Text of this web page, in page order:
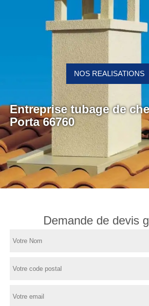
Entreprise tubage de
Porta 66760
NOS REALISATIONS
Demande de devis